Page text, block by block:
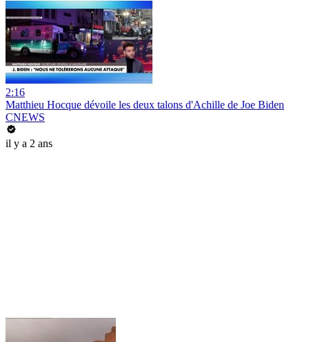
2:16
Matthieu Hocque dévoile les deux talons d'Achille de Joe Biden
CNEWS
il y a 2 ans